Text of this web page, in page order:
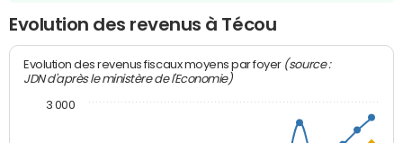
Evolution des revenus à Técou
Evolution des revenus fiscaux moyens par foyer (source :
JDN d'après le ministère de l'Economie)
3 000